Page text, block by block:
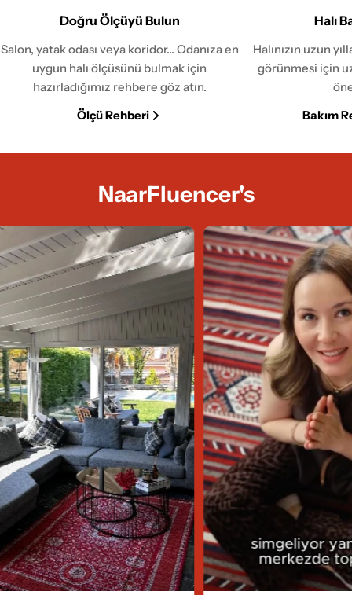
Doğru Ölçüyü Bulun
Salon, yatak odası veya koridor... Odanıza en
uygun halı ölçüsünü bulmak için
hazırladığımız rehbere göz atın.
Ölçü Rehberi
Halı
Halınızın uzun
görünmesi için
Bakım
NaarFluencer's